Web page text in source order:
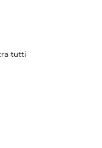
tutti